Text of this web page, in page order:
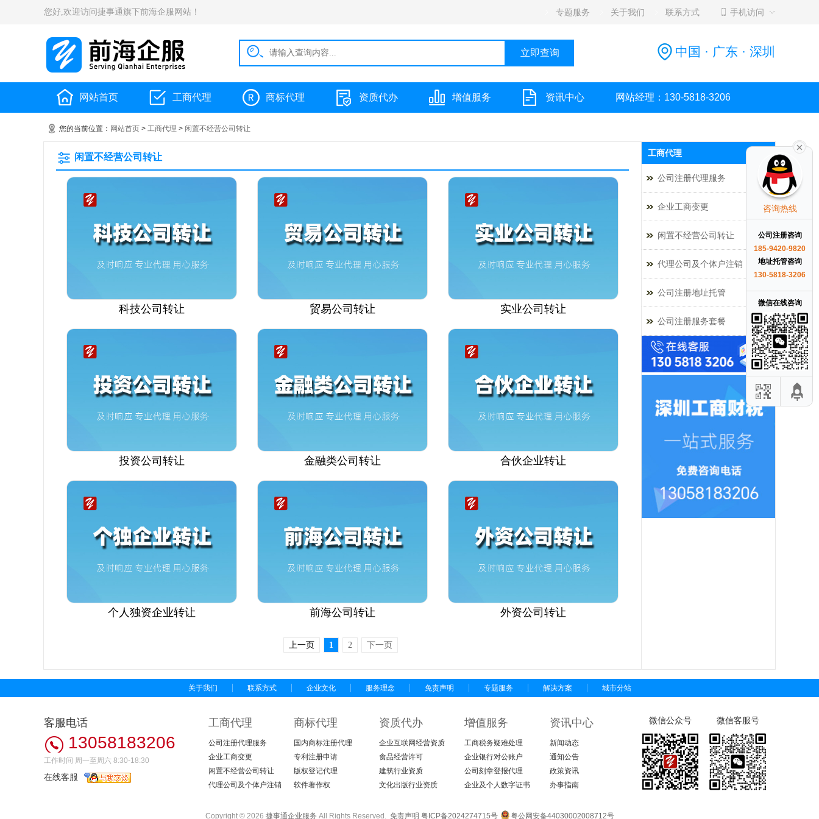
专题服务 关于我们 联系方式 手机访问
您好,欢迎访问捷事通旗下前海企服网站！
中国 · 广东 · 深圳
网站首页 工商代理 商标代理 资质代办 增值服务 资讯中心 网站经理：130-5818-3206
您的当前位置： 网站首页 > 工商代理 > 闲置不经营公司转让
工商代理
公司注册代理服务
企业工商变更
闲置不经营公司转让
代理公司及个体户注销
公司注册地址托管
公司注册服务套餐
闲置不经营公司转让
科技公司转让 贸易公司转让 实业公司转让
投资公司转让 金融类公司转让 合伙企业转让
个人独资企业转让 前海公司转让 外资公司转让
上一页 1 2 下一页
关于我们 联系方式 企业文化 服务理念 免责声明 专题服务 解决方案 城市分站
客服电话
13058183206
工作时间 周一至周六 8:30-18:30
在线客服
工商代理
公司注册代理服务
企业工商变更
闲置不经营公司转让
代理公司及个体户注销
商标代理
国内商标注册代理
专利注册申请
版权登记代理
软件著作权
资质代办
企业互联网经营资质
食品经营许可
建筑行业资质
文化出版行业资质
增值服务
工商税务疑难处理
企业银行对公账户
公司刻章登报代理
企业及个人数字证书
资讯中心
新闻动态
通知公告
政策资讯
办事指南
微信公众号 微信客服号
Copyright © 2026 捷事通企业服务 All Rights Reserved. 免责声明 粤ICP备2024274715号 粤公网安备44030002008712号
咨询热线
公司注册咨询
185-9420-9820
地址托管咨询
130-5818-3206
微信在线咨询